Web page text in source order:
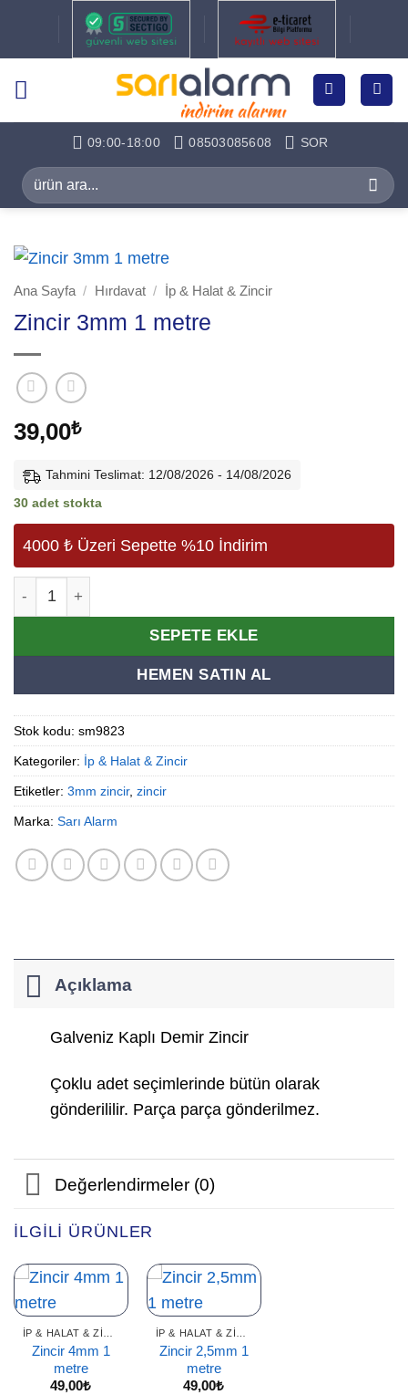
09:00-18:00 08503085608 SOR
Ara:
Ana Sayfa / Hırdavat / İp & Halat & Zincir
Zincir 3mm 1 metre
39,00₺
Tahmini Teslimat: 12/08/2026 - 14/08/2026
30 adet stokta
4000 ₺ Üzeri Sepette %10 İndirim
Zincir 3mm 1 metre adet
SEPETE EKLE
HEMEN SATIN AL
Alternative:
Stok kodu: sm9823
Kategoriler: İp & Halat & Zincir
Etiketler: 3mm zincir, zincir
Marka: Sarı Alarm
Açıklama
Galveniz Kaplı Demir Zincir
Çoklu adet seçimlerinde bütün olarak
gönderililir. Parça parça gönderilmez.
Değerlendirmeler (0)
İLGILI ÜRÜNLER
Zincir 4mm 1
metre
49,00₺
Zincir 2,5mm 1
metre
49,00₺